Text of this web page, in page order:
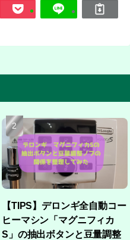
【TIPS】デロンギ全自動コー
ヒーマシン「マグニフィカ
S」の抽出ボタンと豆量調整